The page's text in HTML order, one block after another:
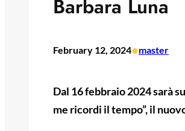
Barbara Luna
February 12, 2024•master
Dal 16 febbraio 2024 sarà
me ricordi il tempo”,il